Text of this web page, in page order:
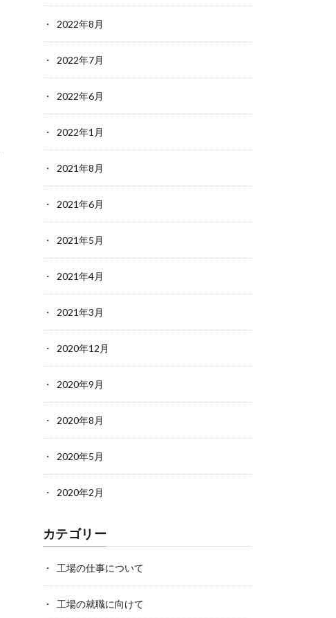
2022年8月
2022年7月
2022年6月
2022年1月
2021年8月
2021年6月
2021年5月
2021年4月
2021年3月
2020年12月
2020年9月
2020年8月
2020年5月
2020年2月
カテゴリー
工場の仕事について
工場の就職に向けて